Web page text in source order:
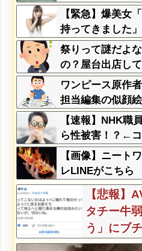
【緊急】爆美女
持ってきました
「！？」→結果
祭りって謎だよ
の？屋台出店し
て商売してるの？
ワンピース原作
担当編集の似顔
【速報】NHK職
ら性被害！？←
か？
【画像】ニート
レLINEがこちら
【悲報】
タチー牛
う」にブ